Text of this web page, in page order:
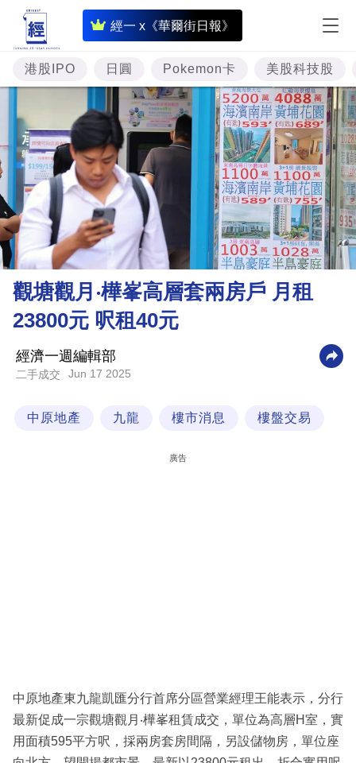
經一 x《華爾街日報》
即
時
財
經
專
題
投
資
樓
市
理
財
商
業
科
區
港股IPO 日圓 Pokemon卡 美股科技股
觀塘觀月‧樺峯高層套兩房戶 月租
23800元 呎租40元
經濟一週編輯部
二手成交 Jun 17 2025
中原地產 九龍 樓市消息 樓盤交易
廣告
中原地產東九龍凱匯分行首席分區營業經理王能表示，分行
最新促成一宗觀塘觀月‧樺峯租賃成交，單位為高層H室，實
用面積595平方呎，採兩房套房間隔，另設儲物房，單位座